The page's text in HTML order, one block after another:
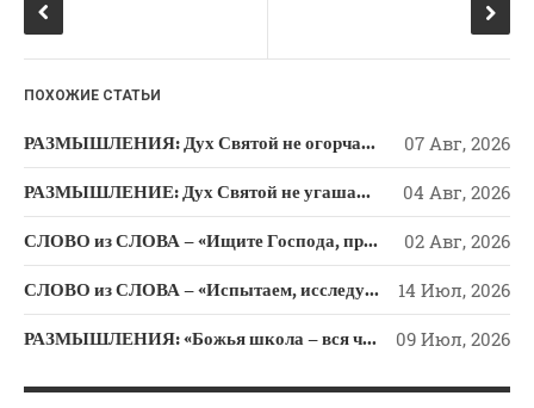
Поэзия
Притчи
Проповедь-Видео
Размышления
Семинар "Второе
Пришествие ИХ"
Семинары Для Лидеров/
Служение
k ni
ki
ПОХОЖИЕ СТАТЬИ
РАЗМЫШЛЕНИЯ: Дух Святой не огорчайте и не оскорбляйте! 07 Авг, 2026
РАЗМЫШЛЕНИЕ: Дух Святой не угашайте! 04 Авг, 2026
СЛОВО из СЛОВА – «Ищите Господа, призывайте Его» (Исаии 55) 02 Авг, 2026
СЛОВО из СЛОВА – «Испытаем, исследуем пути свои и обратимся к Господу» 14 Июл, 2026
РАЗМЫШЛЕНИЯ: «Божья школа – вся человеческая жизнь» 09 Июл, 2026